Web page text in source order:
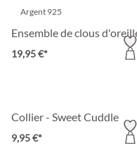
Argent 925
Ensemble de clous
19,95 €*
Collier - Sweet Cuddle
9,95 €*